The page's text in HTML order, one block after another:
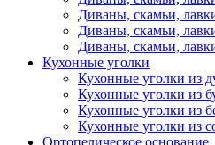
Диваны, скамьи,
Диваны, скамьи,
Диваны, скамьи,
Кухонные уголки
Кухонные уголки из
Кухонные уголки из
Кухонные уголки из
Кухонные уголки из
Ортопедическое основание